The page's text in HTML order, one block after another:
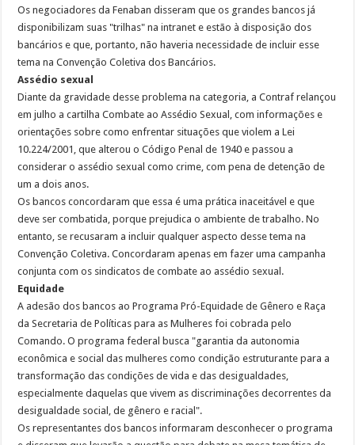
Os negociadores da Fenaban disseram que os grandes bancos já
disponibilizam suas "trilhas" na intranet e estão à disposição dos
bancários e que, portanto, não haveria necessidade de incluir esse
tema na Convenção Coletiva dos Bancários.
Assédio sexual
Diante da gravidade desse problema na categoria, a Contraf relançou
em julho a cartilha Combate ao Assédio Sexual, com informações e
orientações sobre como enfrentar situações que violem a Lei
10.224/2001, que alterou o Código Penal de 1940 e passou a
considerar o assédio sexual como crime, com pena de detenção de
um a dois anos.
Os bancos concordaram que essa é uma prática inaceitável e que
deve ser combatida, porque prejudica o ambiente de trabalho. No
entanto, se recusaram a incluir qualquer aspecto desse tema na
Convenção Coletiva. Concordaram apenas em fazer uma campanha
conjunta com os sindicatos de combate ao assédio sexual.
Equidade
A adesão dos bancos ao Programa Pró-Equidade de Gênero e Raça
da Secretaria de Políticas para as Mulheres foi cobrada pelo
Comando. O programa federal busca "garantia da autonomia
econômica e social das mulheres como condição estruturante para a
transformação das condições de vida e das desigualdades,
especialmente daquelas que vivem as discriminações decorrentes da
desigualdade social, de gênero e racial".
Os representantes dos bancos informaram desconhecer o programa